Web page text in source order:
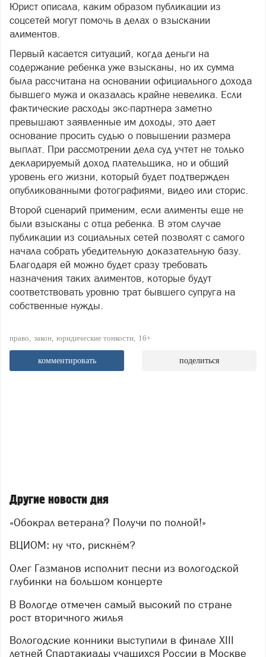
Юрист описала, каким образом публикации из
соцсетей могут помочь в делах о взыскании
алиментов.
Первый касается ситуаций, когда деньги на
содержание ребенка уже взысканы, но их сумма
была рассчитана на основании официального дохода
бывшего мужа и оказалась крайне невелика. Если
фактические расходы экс-партнера заметно
превышают заявленные им доходы, это дает
основание просить судью о повышении размера
выплат. При рассмотрении дела суд учтет не только
декларируемый доход плательщика, но и общий
уровень его жизни, который будет подтвержден
опубликованными фотографиями, видео или сторис.
Второй сценарий применим, если алименты еще не
были взысканы с отца ребенка. В этом случае
публикации из социальных сетей позволят с самого
начала собрать убедительную доказательную базу.
Благодаря ей можно будет сразу требовать
назначения таких алиментов, которые будут
соответствовать уровню трат бывшего супруга на
собственные нужды.
право закон юридические тонкости 16+
комментировать поделиться
Другие новости дня
«Обокрал ветерана? Получи по полной!»
ВЦИОМ: ну что, рискнём?
Олег Газманов исполнит песни из вологодской
глубинки на большом концерте
В Вологде отмечен самый высокий по стране
рост вторичного жилья
Вологодские конники выступили в финале XIII
летней Спартакиады учащихся России в Москве